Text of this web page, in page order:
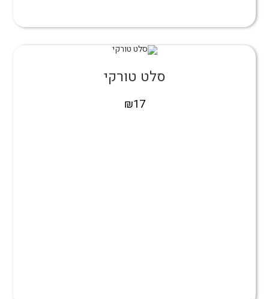
סלט טורקי
₪17